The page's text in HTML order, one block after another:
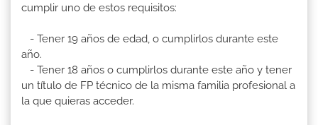
cumplir uno de estos requisitos:
- Tener 19 años de edad, o cumplirlos durante este
año.
- Tener 18 años o cumplirlos durante este año y tener
un título de FP técnico de la misma familia profesional a
la que quieras acceder.